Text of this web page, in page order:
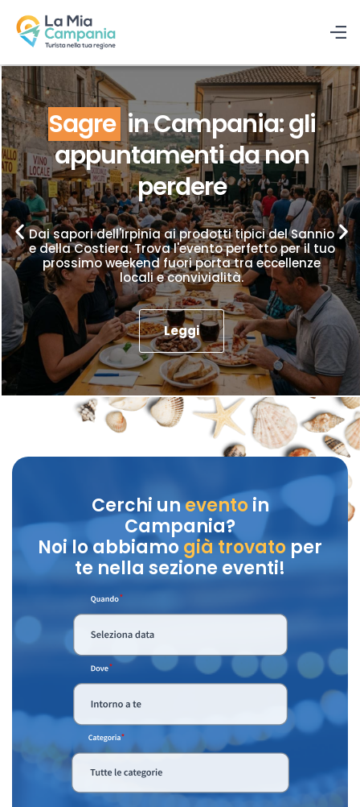
Sagre in Campania: gli
appuntamenti da non
perdere
Dai sapori dell'Irpinia ai prodotti tipici del Sannio
e della Costiera. Trova l'evento perfetto per il tuo
prossimo weekend fuori porta tra eccellenze
locali e convivialità.
Leggi
Cerchi unevento in
Campania?
Noi lo abbiamo già trovatoper
te nella sezione eventi!